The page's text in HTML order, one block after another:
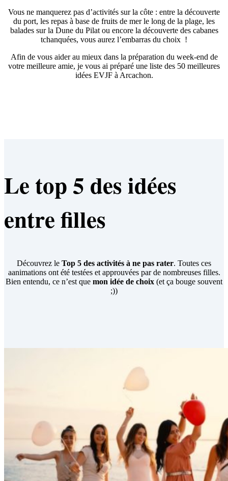
Vous ne manquerez pas d’activités sur la côte : entre la découverte
du port, les repas à base de fruits de mer le long de la plage, les
balades sur la Dune du Pilat ou encore la découverte des cabanes
tchanquées, vous aurez l’embarras du choix !
Afin de vous aider au mieux dans la préparation du week-end de
votre meilleure amie, je vous ai préparé une liste des 50 meilleures
idées EVJF à Arcachon.
Le top 5 des idées
entre filles
Découvrez le Top 5 des activités à ne pas rater. Toutes ces
aanimations ont été testées et approuvées par de nombreuses filles.
Bien entendu, ce n’est que mon idée de choix (et ça bouge souvent
;))